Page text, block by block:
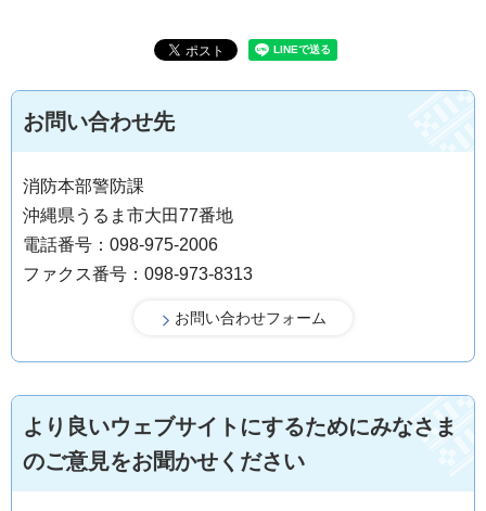
お問い合わせ先
消防本部警防課
沖縄県うるま市大田77番地
電話番号：098-975-2006
ファクス番号：098-973-8313
より良いウェブサイトにするためにみなさま
のご意見をお聞かせください